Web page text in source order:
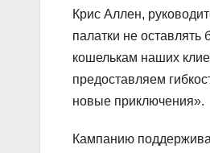
Крис Аллен,
палатки не
кошелькам наших
предоставляем
новые приключения».
Кампанию